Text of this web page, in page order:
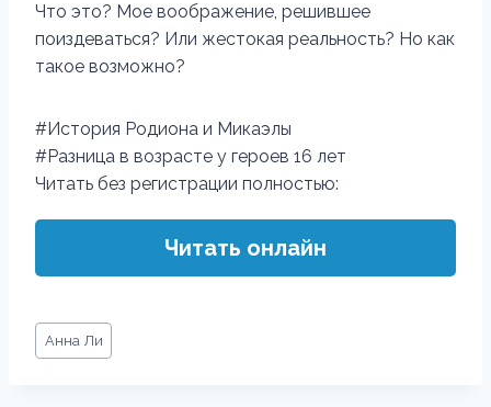
Что это? Мое воображение, решившее
поиздеваться? Или жестокая реальность? Но как
такое возможно?
#История Родиона и Микаэлы
#Разница в возрасте у героев 16 лет
Читать без регистрации полностью:
Читать онлайн
Метки
записи:
Анна Ли